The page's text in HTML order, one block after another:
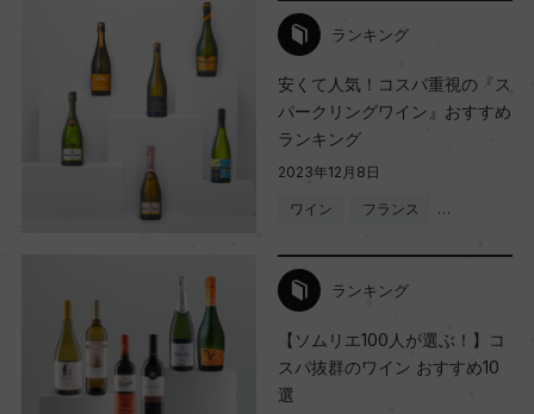
ランキング
安くて人気！コスパ重視の『ス
パークリングワイン』おすすめ
ランキング
2023年12月8日
ワイン フランス …
ランキング
【ソムリエ100人が選ぶ！】コ
スパ抜群のワイン おすすめ10
選